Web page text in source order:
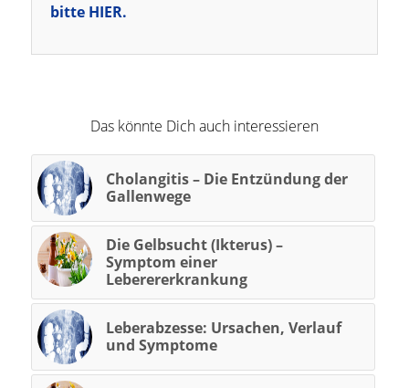
bitte HIER.
Das könnte Dich auch interessieren
Cholangitis – Die Entzündung der
Gallenwege
Die Gelbsucht (Ikterus) –
Symptom einer
Leberererkrankung
Leberabzesse: Ursachen, Verlauf
und Symptome